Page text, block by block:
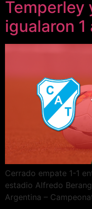
Temperley
igualaron 1
Cerrado empate 1-1
estadio Alfredo
Argentina –